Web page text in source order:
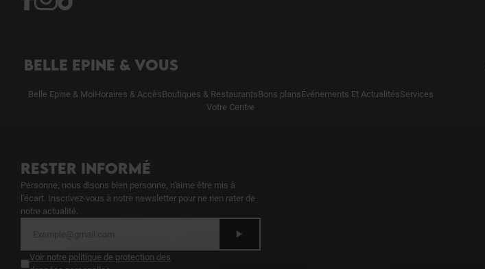
BELLE EPINE & VOUS
Belle Epine & MoiHoraires & AccèsBoutiques & RestaurantsBons plansÉvénements Et ActualitésServices
Votre Centre
RESTER INFORMÉ
Personne, nous disons bien personne, n'aime être mis à
l'écart. Inscrivez-vous à notre newsletter pour ne rien rater de
notre actualité.
Voir notre politique de protection des